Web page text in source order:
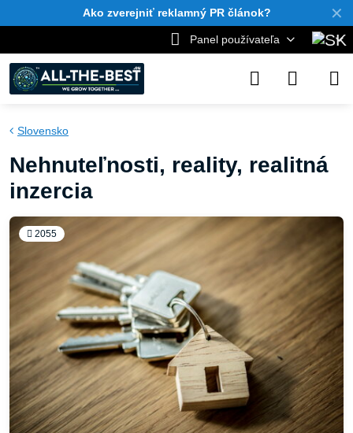
✕
Ako zverejniť reklamný PR článok?
Panel používateľa
Slovensko
Nehnuteľnosti, reality, realitná
inzercia
2055